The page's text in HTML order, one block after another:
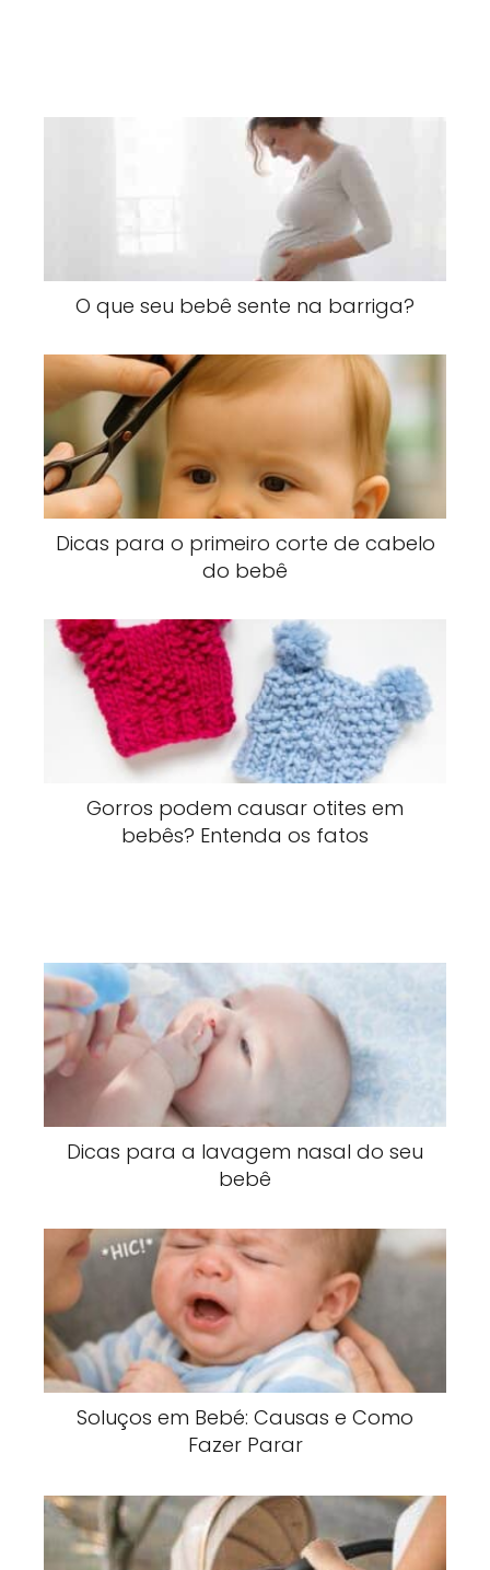
O que seu bebê sente na barriga?
Dicas para o primeiro corte de cabelo
do bebê
Gorros podem causar otites em
bebês? Entenda os fatos
Dicas para a lavagem nasal do seu
bebê
Soluços em Bebé: Causas e Como
Fazer Parar